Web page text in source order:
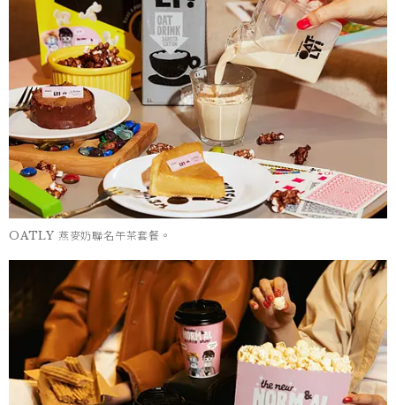
OATLY 燕麥奶聯名午茶套餐。